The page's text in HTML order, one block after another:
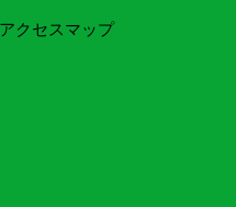
アクセスマップ